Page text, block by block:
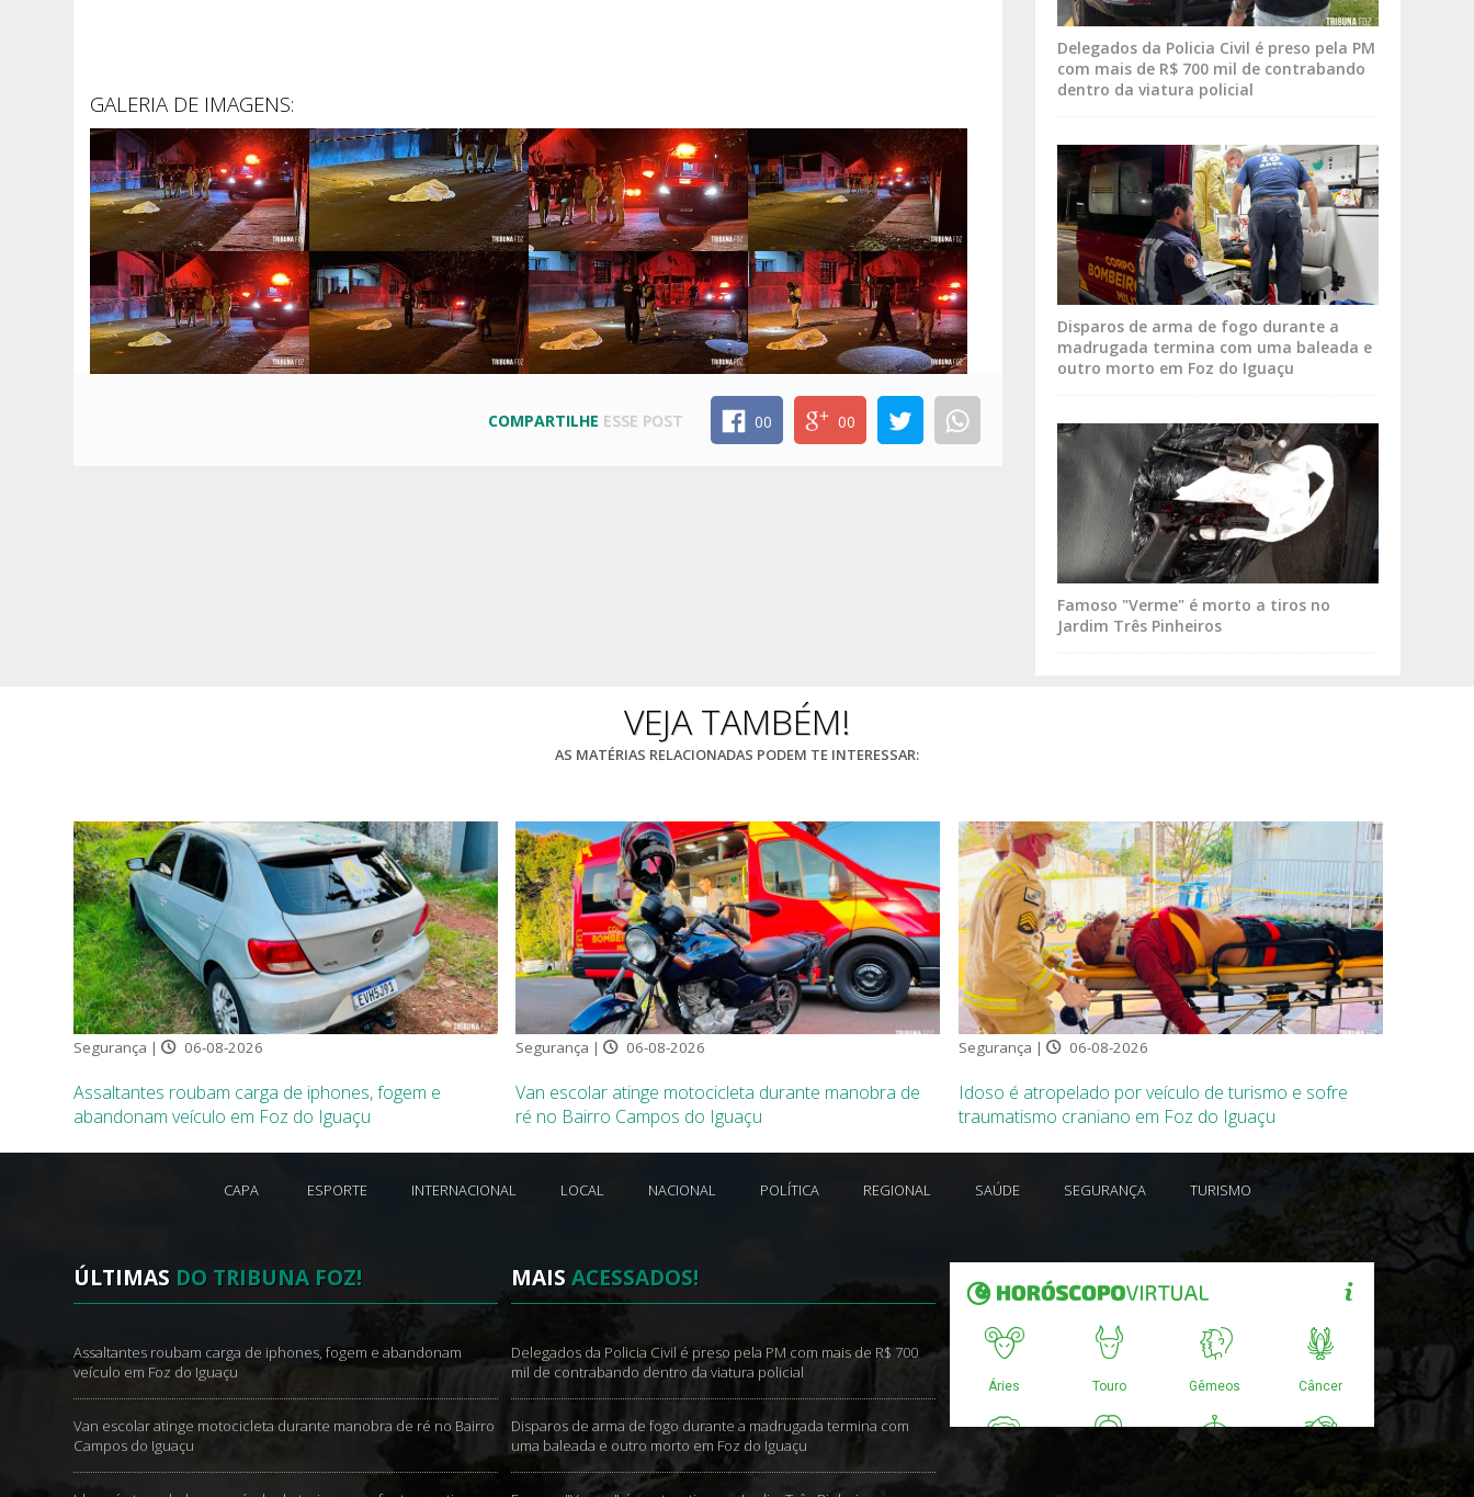
GALERIA DE IMAGENS:
COMPARTILHE ESSE POST 00 00
Delegados da Policia Civil é preso pela PM
com mais de R$ 700 mil de contrabando
dentro da viatura policial
Disparos de arma de fogo durante a
madrugada termina com uma baleada e
outro morto em Foz do Iguaçu
Famoso "Verme" é morto a tiros no
Jardim Três Pinheiros
VEJA TAMBÉM!
AS MATÉRIAS RELACIONADAS PODEM TE INTERESSAR:
Segurança | 06-08-2026
Assaltantes roubam carga de iphones, fogem e
abandonam veículo em Foz do Iguaçu
Segurança | 06-08-2026
Van escolar atinge motocicleta durante manobra de
ré no Bairro Campos do Iguaçu
Segurança | 06-08-2026
Idoso é atropelado por veículo de turismo e sofre
traumatismo craniano em Foz do Iguaçu
CAPA ESPORTE INTERNACIONAL LOCAL NACIONAL POLÍTICA REGIONAL SAÚDE SEGURANÇA TURISMO
ÚLTIMAS DO TRIBUNA FOZ!
Assaltantes roubam carga de iphones, fogem e abandonam
veículo em Foz do Iguaçu
Van escolar atinge motocicleta durante manobra de ré no Bairro
Campos do Iguaçu
MAISACESSADOS!
Delegados da Policia Civil é preso pela PM com mais de R$ 700
mil de contrabando dentro da viatura policial
Disparos de arma de fogo durante a madrugada termina com
uma baleada e outro morto em Foz do Iguaçu